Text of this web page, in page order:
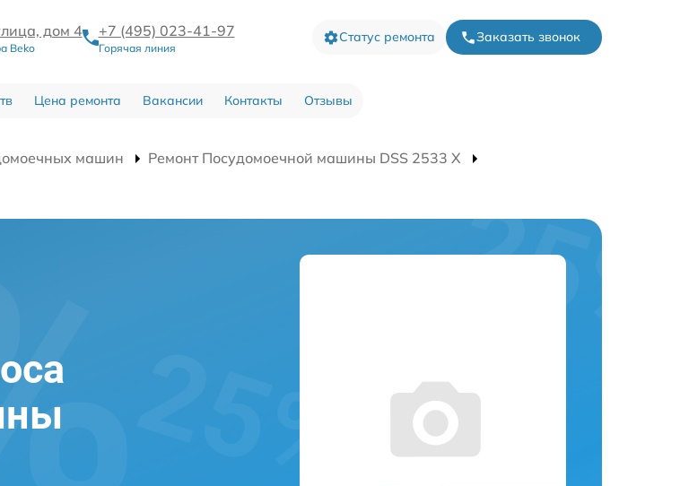
дом 4
Beko
+7 (495) 023-41-97
Горячая линия
Статус ремонта Заказать звонок
Цена ремонта Вакансии Контакты Отзывы
машин
Ремонт Посудомоечной машины DSS 2533 X